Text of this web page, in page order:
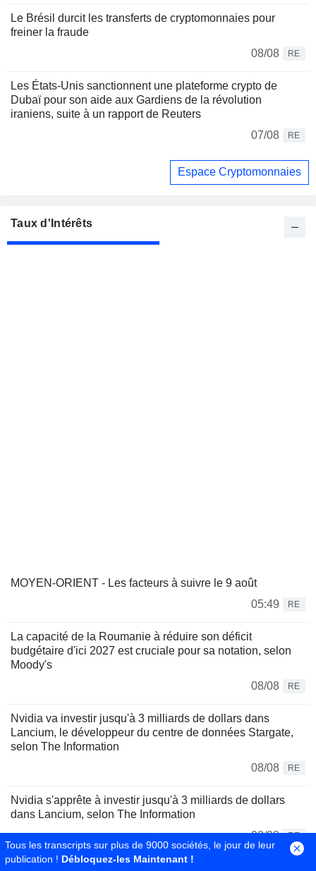
Le Brésil durcit les transferts de cryptomonnaies pour
freiner la fraude
08/08
RE
Les États-Unis sanctionnent une plateforme crypto de
Dubaï pour son aide aux Gardiens de la révolution
iraniens, suite à un rapport de Reuters
07/08
RE
Espace Cryptomonnaies
Taux d'Intérêts
MOYEN-ORIENT - Les facteurs à suivre le 9 août
05:49
RE
La capacité de la Roumanie à réduire son déficit
budgétaire d'ici 2027 est cruciale pour sa notation, selon
Moody's
08/08
RE
Nvidia va investir jusqu'à 3 milliards de dollars dans
Lancium, le développeur du centre de données Stargate,
selon The Information
08/08
RE
Nvidia s'apprête à investir jusqu'à 3 milliards de dollars
dans Lancium, selon The Information
08/08
RE
Tous les transcripts sur plus de 9000 sociétés, le jour de leur
publication ! Débloquez-les Maintenant !